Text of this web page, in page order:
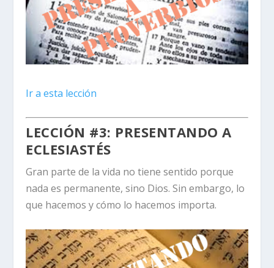
Ir a esta lección
LECCIÓN #3: PRESENTANDO A
ECLESIASTÉS
Gran parte de la vida no tiene sentido porque
nada es permanente, sino Dios. Sin embargo, lo
que hacemos y cómo lo hacemos importa.